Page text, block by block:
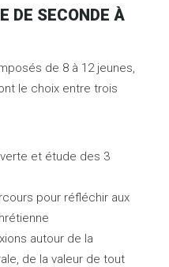
DE SECONDE À
de 8 à 12 jeunes,
le choix entre trois
et étude des 3
pour réfléchir aux
autour de la
de la valeur de tout